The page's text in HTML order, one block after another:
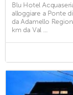
Blu Hotel
alloggiare a Ponte
da Adamello
km da Val ...